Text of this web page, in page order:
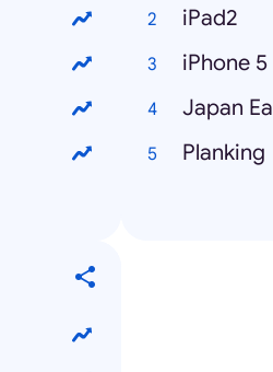
iPad2
iPhone 5
Japan
Planking